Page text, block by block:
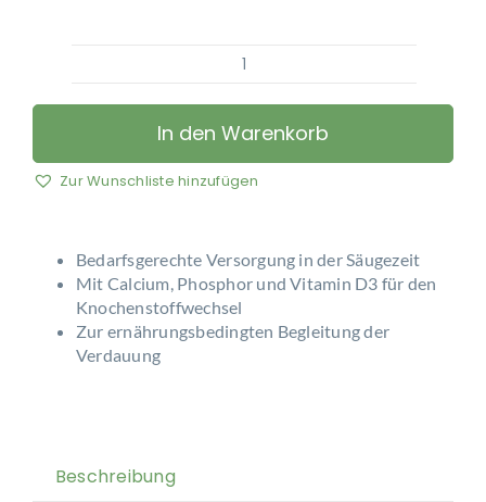
EQUIPERGATO
-
FOAL
NOOL
In den Warenkorb
Zur Wunschliste hinzufügen
Bedarfsgerechte Versorgung in der Säugezeit
Mit Calcium, Phosphor und Vitamin D3 für den
Knochenstoffwechsel
Zur ernährungsbedingten Begleitung der
Verdauung
Beschreibung